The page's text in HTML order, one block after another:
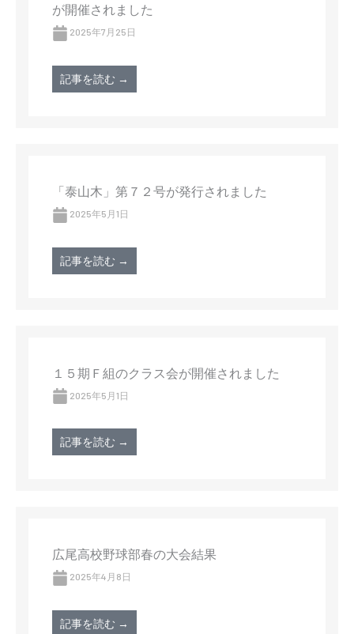
が開催されました
2025年7月25日
記事を読む →
「泰山木」第７２号が発行されました
2025年5月1日
記事を読む →
１５期Ｆ組のクラス会が開催されました
2025年5月1日
記事を読む →
広尾高校野球部春の大会結果
2025年4月8日
記事を読む →